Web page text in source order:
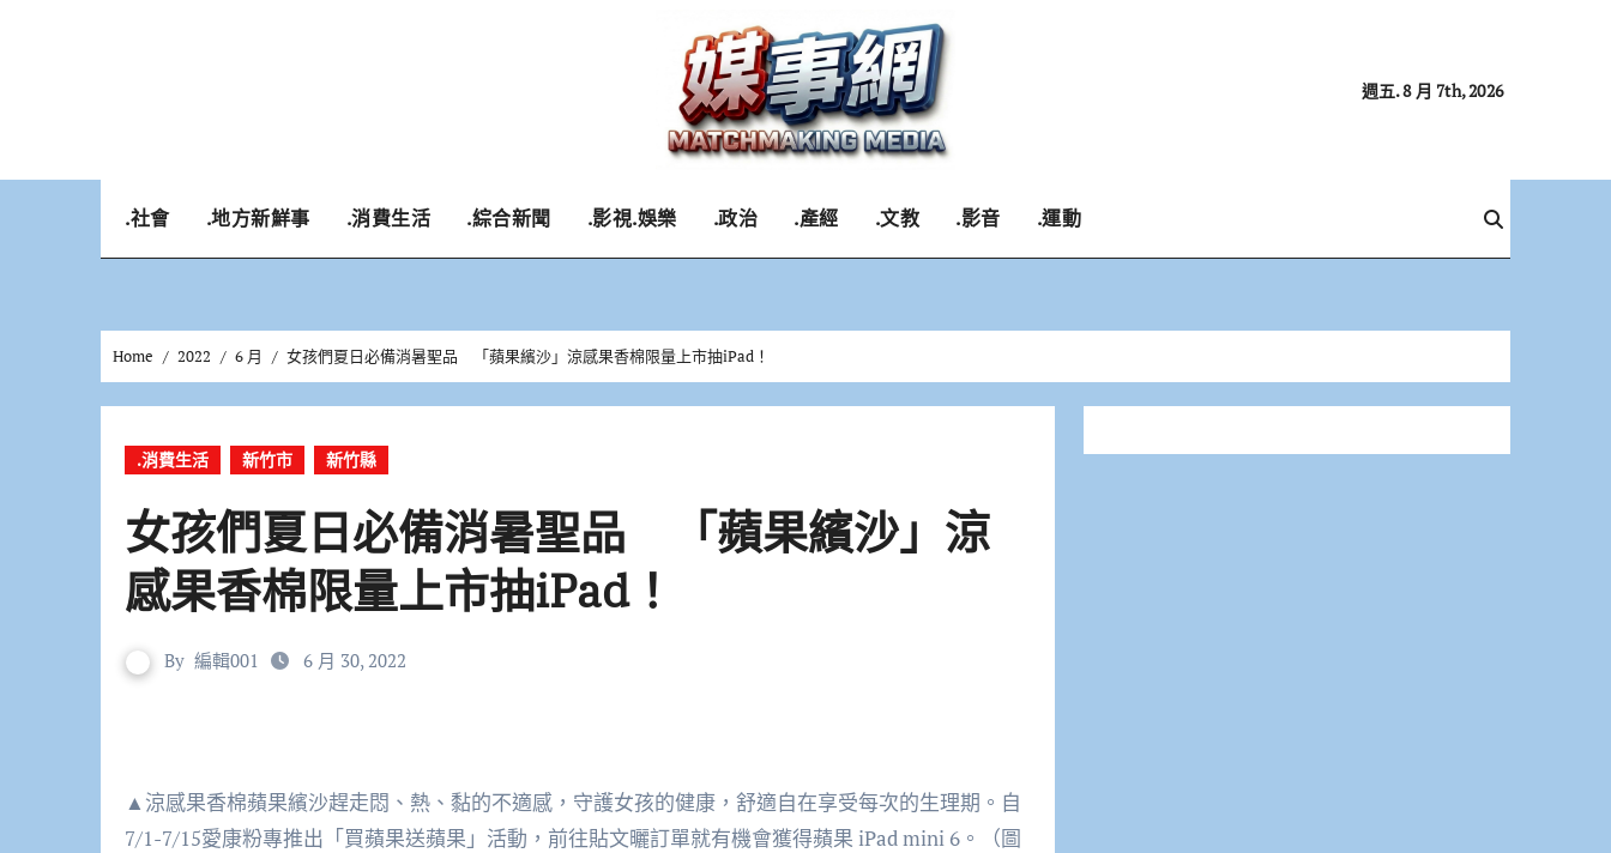
週五. 8 月 7th, 2026
.社會 .地方新鮮事 .消費生活 .綜合新聞 .影視.娛樂 .政治 .產經 .文教 .影音 .運動
Home 2022 6 月 女孩們夏日必備消暑聖品 「蘋果繽沙」涼感果香棉限量上市抽iPad！
.消費生活 新竹市 新竹縣
女孩們夏日必備消暑聖品 「蘋果繽沙」涼
感果香棉限量上市抽iPad！
By 編輯001 6 月 30, 2022
▲涼感果香棉蘋果繽沙趕走悶、熱、黏的不適感，守護女孩的健康，舒適自在享受每次的生理期。自
7/1-7/15愛康粉專推出「買蘋果送蘋果」活動，前往貼文曬訂單就有機會獲得蘋果 iPad mini 6。（圖